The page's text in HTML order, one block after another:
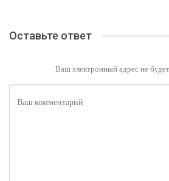
Оставьте ответ
Ваш электронный адрес не